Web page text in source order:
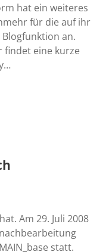
hat ein weiteres
für die auf ihr
an.
findet eine kurze
Am 29. Juli 2008
statt.